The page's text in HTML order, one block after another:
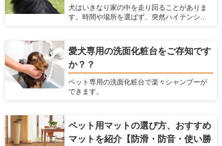
犬はいきなり家の中を走り回ることがありま
す。時間や場所を選ばず、突然ハイテンショ
への迷惑が気になりますし、鳴いたり唸った
りしながら走ると近所への迷惑も気になりま
す。何より愛犬の健康に問題ないか心配にな
ると思います。この記事では、犬が家の中を
走り回るいくつかの原因を説明するととも
に、具体的な対処法を解説します。
愛犬専用の洗面化粧台をご存知です
か？？
ペット専用の洗面化粧台で楽々シャンプーが
できます。
ペット用マットの選び方、おすすめ
マットを紹介【防滑・防音・使い勝